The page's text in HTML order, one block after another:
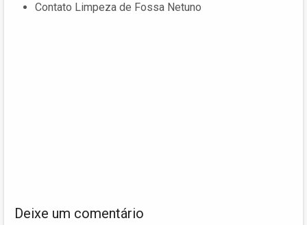
Contato Limpeza de Fossa Netuno
Deixe um comentário